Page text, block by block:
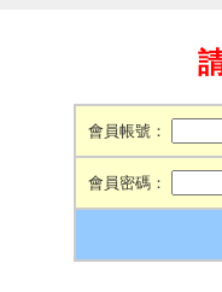
會員帳號：
會員密碼：